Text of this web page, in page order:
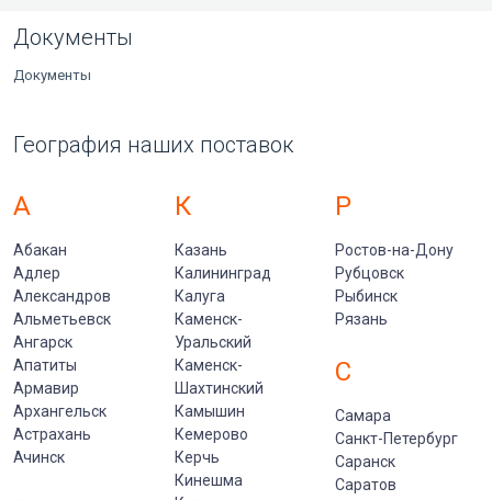
Документы
Документы
География наших поставок
А
Абакан
Адлер
Александров
Альметьевск
Ангарск
Апатиты
Армавир
Архангельск
Астрахань
Ачинск
К
Казань
Калининград
Калуга
Каменск-
Уральский
Каменск-
Шахтинский
Камышин
Кемерово
Керчь
Кинешма
Р
Ростов-на-Дону
Рубцовск
Рыбинск
Рязань
С
Самара
Санкт-Петербург
Саранск
Саратов